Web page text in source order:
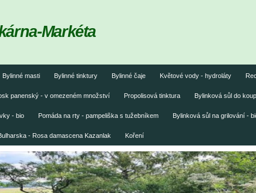
Bylinné masti Bylinné tinktury Bylinné čaje Květové vody - hydroláty
panenský - v omezeném množství Propolisová tinktura Bylinková sůl do
- bio Pomáda na rty - pampeliška s tužebníkem Bylinková sůl na grilování -
- Rosa damascena Kazanlak Koření
Markéta